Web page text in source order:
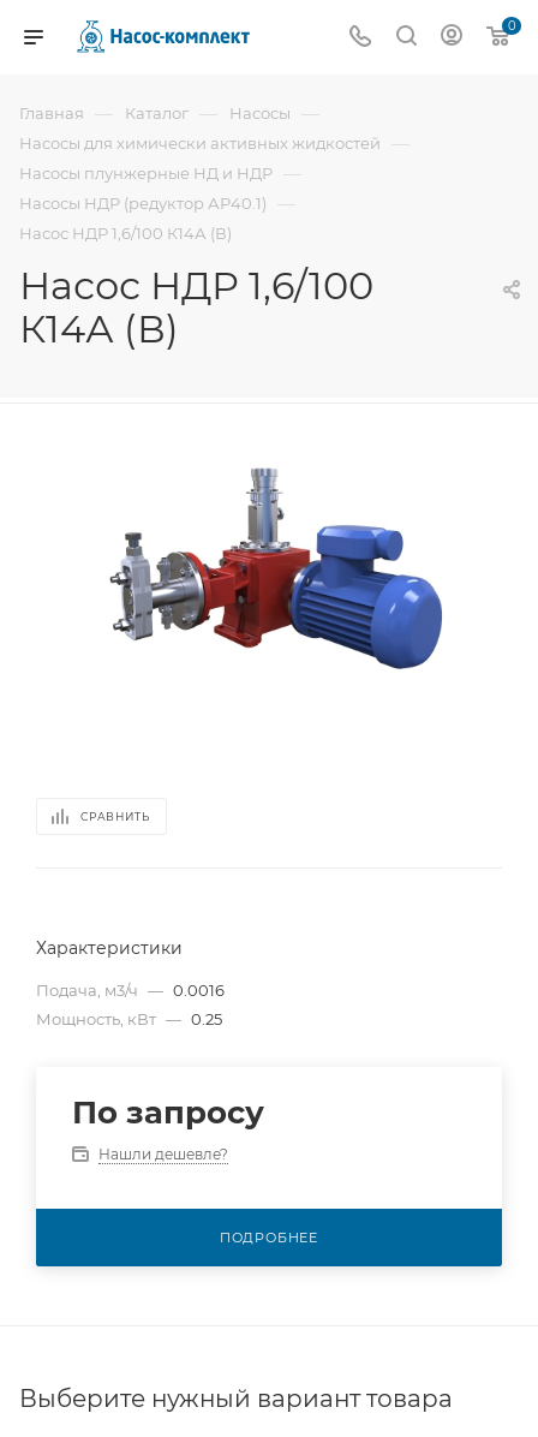
0
Главная — Каталог — Насосы —
Насосы для химически активных жидкостей —
Насосы плунжерные НД и НДР —
Насосы НДР (редуктор АР40.1) —
Насос НДР 1,6/100 К14А (В)
Насос НДР 1,6/100
К14А (В)
СРАВНИТЬ
Характеристики
Подача, м3/ч — 0.0016
Мощность, кВт — 0.25
По запросу
Нашли дешевле?
ПОДРОБНЕЕ
Выберите нужный вариант товара